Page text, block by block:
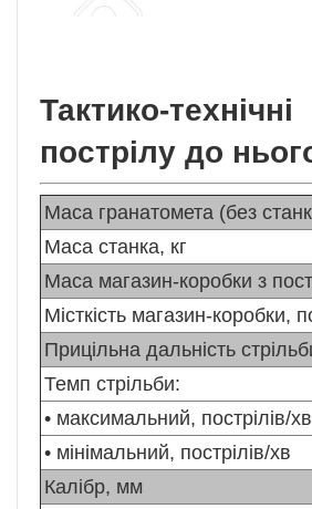
Тактико-
пострілу до
Маса гранатомета (без
Маса станка, кг
Маса магазин-коробки з
Місткість магазин-коробки,
Прицільна дальність
Темп стрільби:
• максимальний, пострілів/хв
• мінімальний, пострілів/хв
Калібр, мм